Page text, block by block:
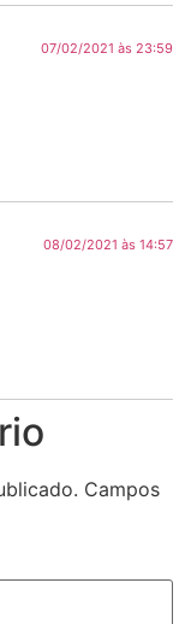
07/02/2021 às 23:59
08/02/2021 às 14:57
Campos